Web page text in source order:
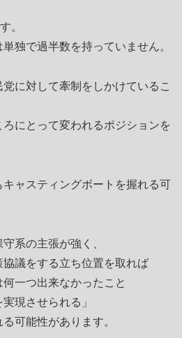
。
独で過半数を持っていません。
に対して牽制をしかけているこ
にとって変われるポジションを
ャスティングボートを握れる可
系の主張が強く、
議をする立ち位置を取れば
一つ出来なかったこと
現させられる」
可能性があります。